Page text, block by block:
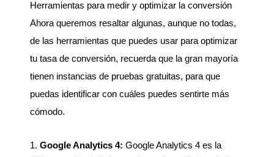
Herramientas para medir y optimizar la conversión
Ahora queremos resaltar algunas, aunque no todas,
de las herramientas que puedes usar para optimizar
tu tasa de conversión, recuerda que la gran mayoría
tienen instancias de pruebas gratuitas, para que
puedas identificar con cuáles puedes sentirte más
cómodo.
1. Google Analytics 4: Google Analytics 4 es la